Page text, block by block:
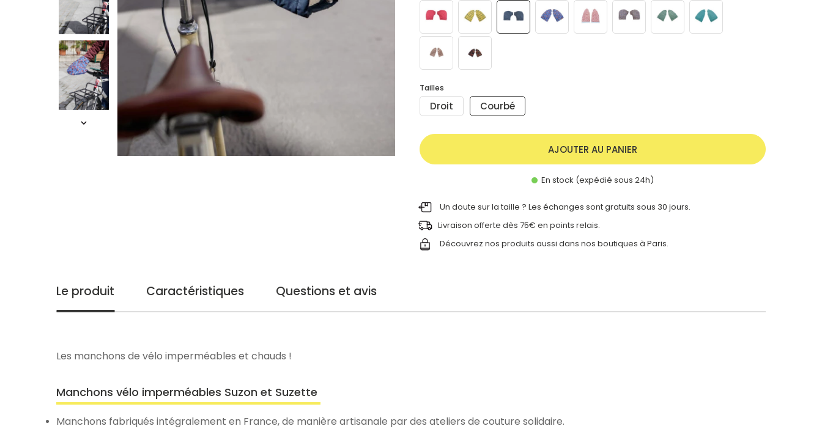
Tailles
Droit Courbé
AJOUTER AU PANIER
En stock (expédié sous 24h)
Un doute sur la taille ? Les échanges sont gratuits sous 30 jours.
Livraison offerte dès 75€ en points relais.
Découvrez nos produits aussi dans nos boutiques à Paris.
Le produit Caractéristiques Questions et avis
Les manchons de vélo imperméables et chauds !
Manchons vélo imperméables Suzon et Suzette
Manchons fabriqués intégralement en France, de manière artisanale par des ateliers de couture solidaire.